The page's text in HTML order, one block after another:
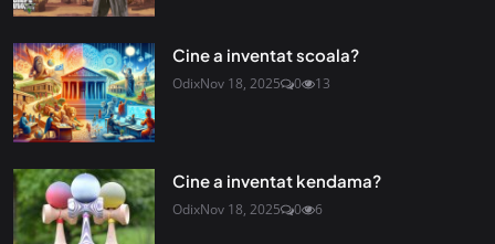
Cine a inventat scoala?
OdixNov 18, 2025 0 13
Cine a inventat kendama?
OdixNov 18, 2025 0 6